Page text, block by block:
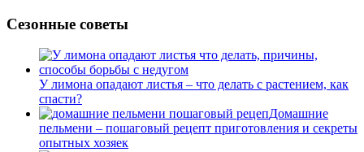
Сезонные советы
У лимона опадают листья – что делать с растением, как
спасти?
Домашние
пельмени – пошаговый рецепт приготовления и секреты
опытных хозяек